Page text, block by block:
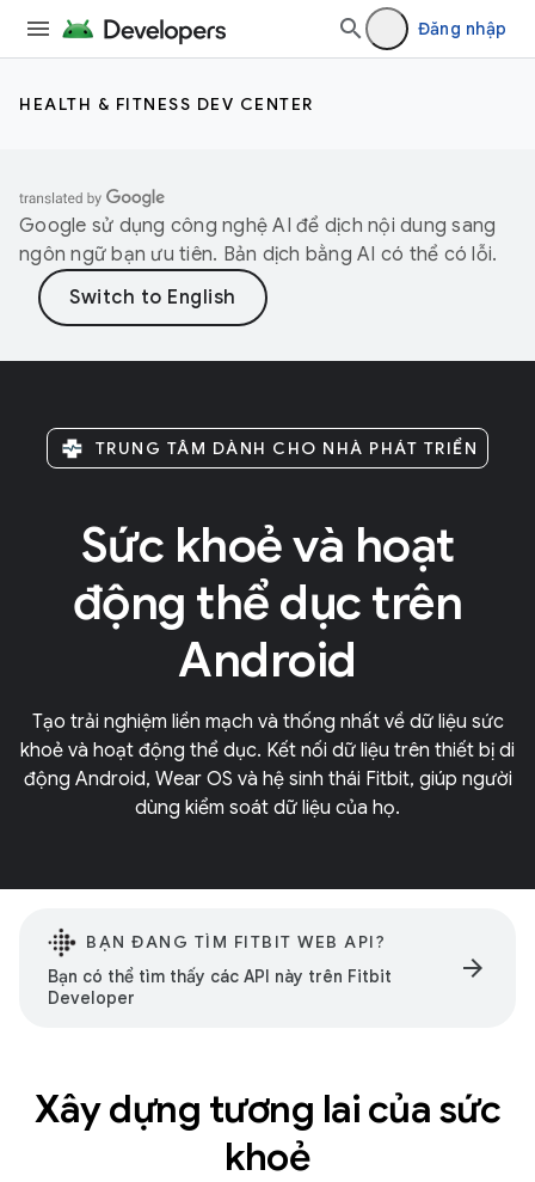
Đăng nhập
HEALTH & FITNESS DEV CENTER
Google sử dụng công nghệ AI để dịch nội dung sang
ngôn ngữ bạn ưu tiên. Bản dịch bằng AI có thể có lỗi.
TRUNG TÂM DÀNH CHO NHÀ PHÁT TRIỂN
Sức khoẻ và hoạt
động thể dục trên
Android
Tạo trải nghiệm liền mạch và thống nhất về dữ liệu sức
khoẻ và hoạt động thể dục. Kết nối dữ liệu trên thiết bị di
động Android, Wear OS và hệ sinh thái Fitbit, giúp người
dùng kiểm soát dữ liệu của họ.
BẠN ĐANG TÌM FITBIT WEB API?
Bạn có thể tìm thấy các API này trên Fitbit
Developer
arrow_forward
Xây dựng tương lai của sức
khoẻ